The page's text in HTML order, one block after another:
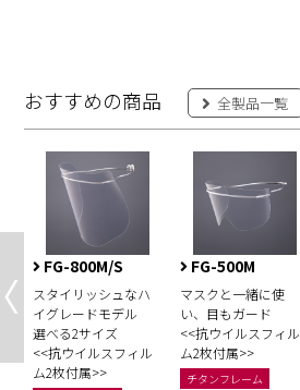
おすすめの商品 全製品一覧
FG-800M/S
スタイリッシュなハ
イグレードモデル
選べる2サイズ
<<抗ウイルスフィル
ム2枚付属>>
FG-500M
マスクと⼀緒に使
い、目もガード
<<抗ウイルスフィル
ム2枚付属>>
チタンフレーム